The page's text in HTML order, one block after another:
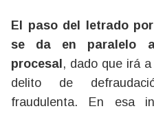
El paso del letrado
se da en paralelo
procesal, dado que irá
delito de
fraudulenta. En esa